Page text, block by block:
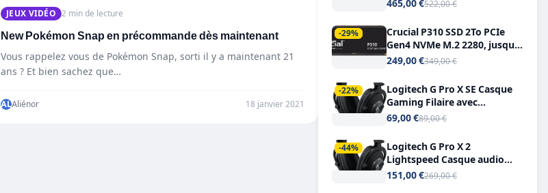
JEUX VIDÉO 2 min de lecture
New Pokémon Snap en précommande dès maintenant
Vous rappelez vous de Pokémon Snap, sorti il y a maintenant 21
ans ? Et bien sachez que…
ALAliénor 18 janvier 2021
465,00 €522,00 €
-29%
Crucial P310 SSD 2To PCIe
Gen4 NVMe M.2 2280, jusqu’à
7.100 Mo/s
249,00 €349,00 €
-22%
Logitech G Pro X SE Casque
Gaming Filaire avec
Microphone Micro
7.1
69,00 €89,00 €
-44%
Logitech G Pro X 2
Lightspeed Casque audio
bluetooth
151,00 €269,00 €